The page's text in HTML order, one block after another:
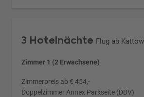
3 Hotelnächte Flug ab
Zimmer 1 (2 Erwachsene)
Zimmerpreis ab € 454,-
Doppelzimmer Annex Parkseite (DBV)